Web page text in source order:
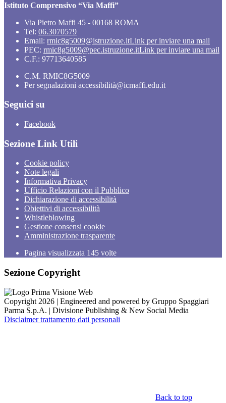
Istituto Comprensivo “Via Maffi”
Via Pietro Maffi 45 - 00168 ROMA
Tel: 06.3070579
Email: rmic8g5009@istruzione.itLink per inviare una mail
PEC: rmic8g5009@pec.istruzione.itLink per inviare una mail
C.F.: 97713640585
C.M. RMIC8G5009
Per segnalazioni accessibilità@icmaffi.edu.it
Seguici su
Facebook
Sezione Link Utili
Cookie policy
Note legali
Informativa Privacy
Ufficio Relazioni con il Pubblico
Dichiarazione di accessibilità
Obiettivi di accessibilità
Whistleblowing
Gestione consensi cookie
Amministrazione trasparente
Pagina visualizzata 145 volte
Sezione Copyright
Copyright 2026 | Engineered and powered by Gruppo Spaggiari
Parma S.p.A. | Divisione Publishing & New Social Media
Disclaimer trattamento dati personali
Back to top